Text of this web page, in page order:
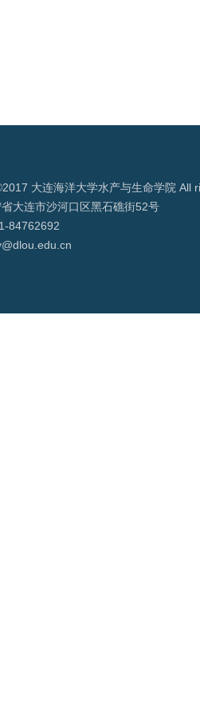
大连海洋大学水产与生命学院 All
大连市沙河口区黑石礁街52号
84762692